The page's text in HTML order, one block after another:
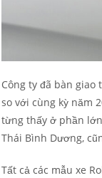
Công ty đã bàn giao
so với cùng kỳ năm
từng thấy ở phần
Thái Bình Dương,
Tất cả các mẫu xe